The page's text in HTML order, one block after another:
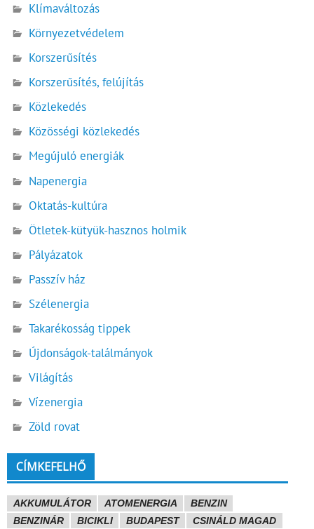
Klímaváltozás
Környezetvédelem
Korszerűsítés
Korszerűsítés, felújítás
Közlekedés
Közösségi közlekedés
Megújuló energiák
Napenergia
Oktatás-kultúra
Ötletek-kütyük-hasznos holmik
Pályázatok
Passzív ház
Szélenergia
Takarékosság tippek
Újdonságok-találmányok
Világítás
Vízenergia
Zöld rovat
CÍMKEFELHŐ
AKKUMULÁTOR ATOMENERGIA
BENZIN
BENZINÁR
BICIKLI BUDAPEST
CSINÁLD MAGAD